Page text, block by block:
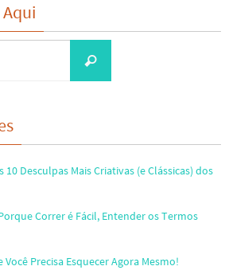
Aqui
Search
10 Desculpas Mais Criativas (e Clássicas) dos
Correr é Fácil, Entender os Termos
Precisa Esquecer Agora Mesmo!